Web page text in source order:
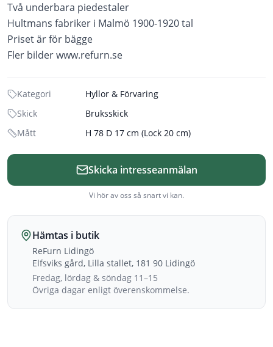
Två underbara piedestaler
Hultmans fabriker i Malmö 1900-1920 tal
Priset är för bägge
Fler bilder www.refurn.se
Kategori
Hyllor & Förvaring
Skick
Bruksskick
Mått
H 78 D 17 cm (Lock 20 cm)
Skicka intresseanmälan
Vi hör av oss så snart vi kan.
Hämtas i butik
ReFurn Lidingö
Elfsviks gård, Lilla stallet, 181 90 Lidingö
Fredag, lördag & söndag 11–15
Övriga dagar enligt överenskommelse.